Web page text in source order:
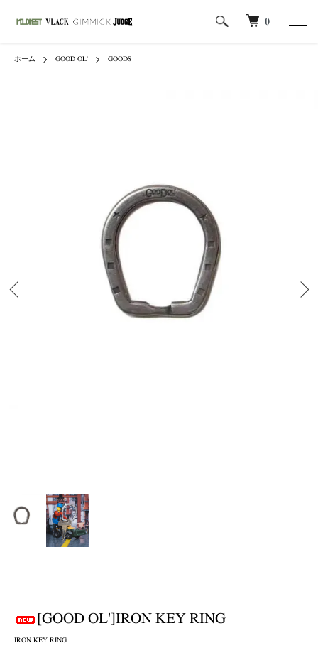
0
ホーム GOOD OL' GOODS
[GOOD OL']IRON KEY RING
IRON KEY RING